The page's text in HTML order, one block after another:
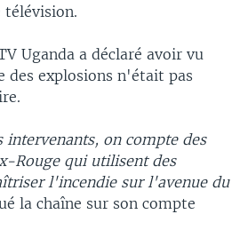
télévision.
Uganda a déclaré avoir vu
des explosions n'était pas
intervenants, on compte des
Rouge qui utilisent des
l'incendie sur l'avenue du
la chaîne sur son compte